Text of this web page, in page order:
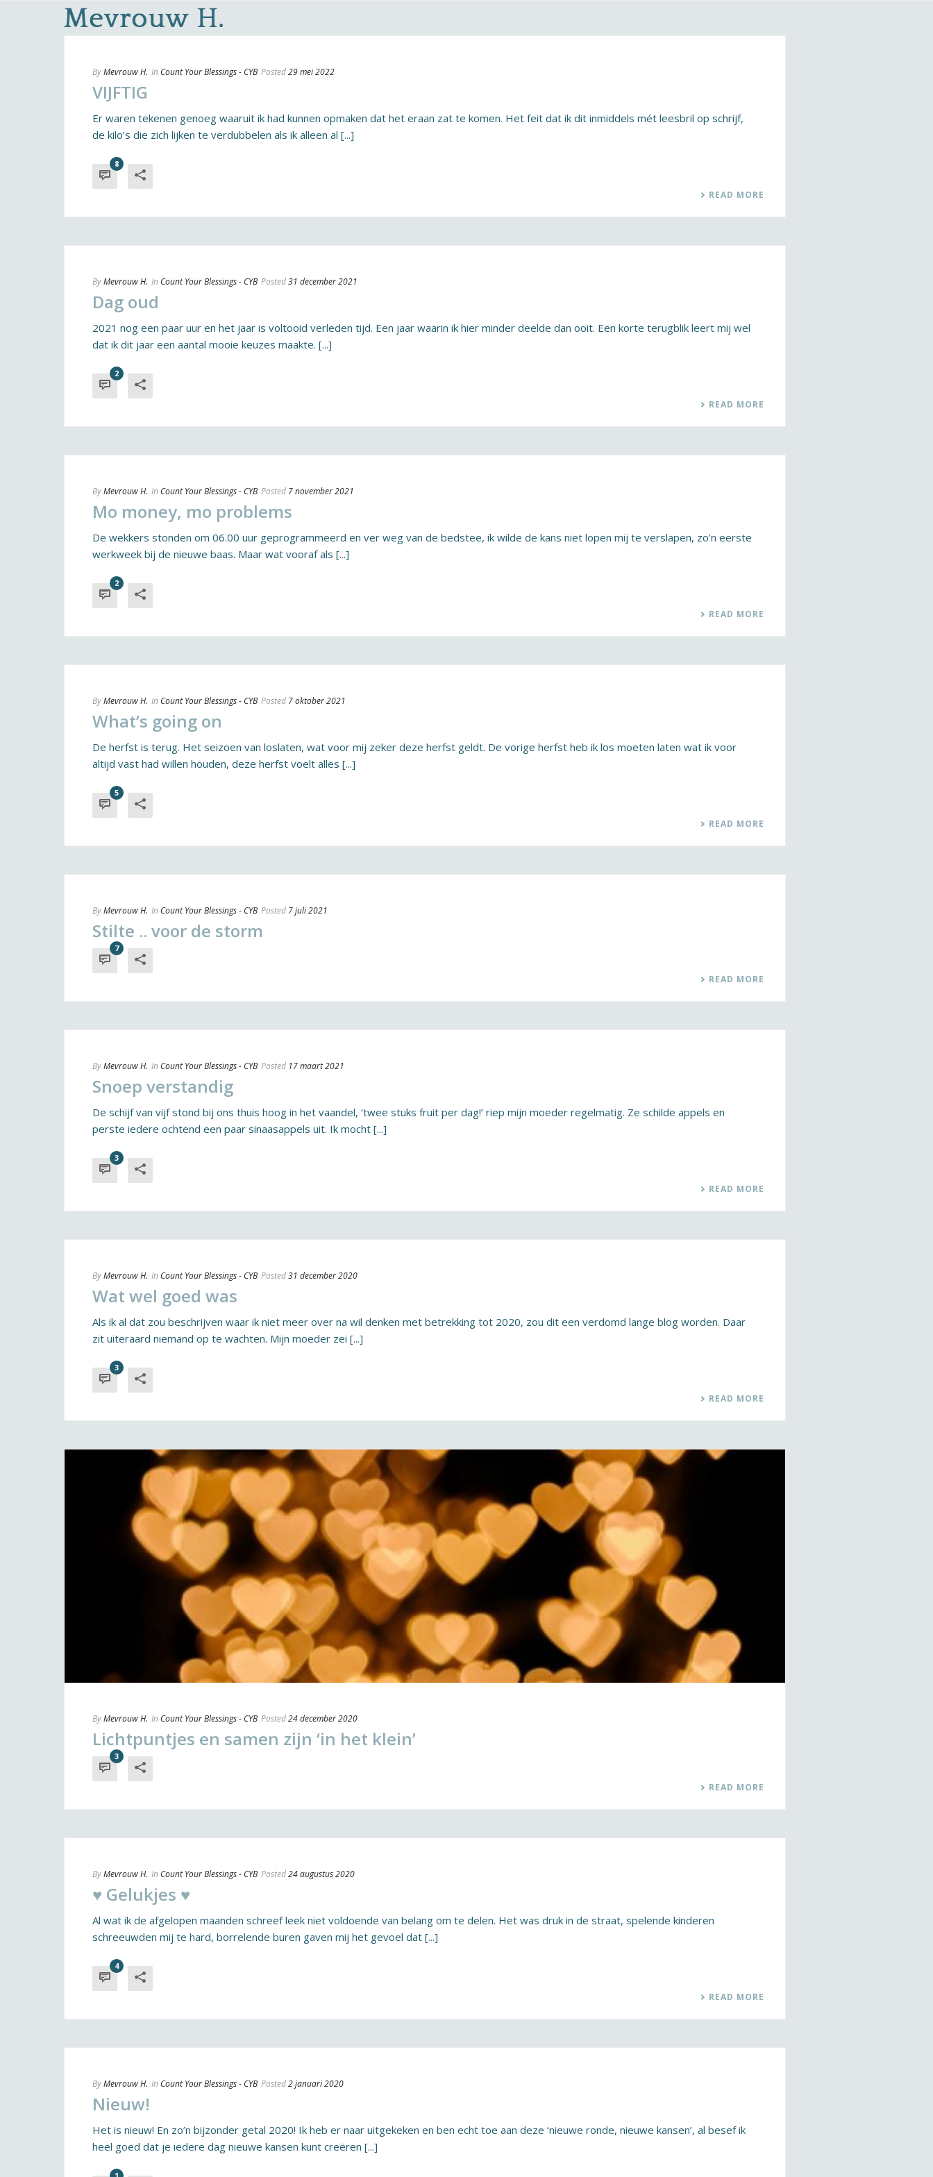
ByMevrouw H. In Count Your Blessings - CYB Posted29 mei 2022
VIJFTIG
Er waren tekenen genoeg waaruit ik had kunnen opmaken dat het eraan zat te komen. Het feit dat ik dit inmiddels mét leesbril op schrijf,
de kilo’s die zich lijken te verdubbelen als ik alleen al [...]
8
READ MORE
ByMevrouw H. In Count Your Blessings - CYB Posted31 december 2021
Dag oud
2021 nog een paar uur en het jaar is voltooid verleden tijd. Een jaar waarin ik hier minder deelde dan ooit. Een korte terugblik leert mij wel
dat ik dit jaar een aantal mooie keuzes maakte. [...]
2
READ MORE
ByMevrouw H. In Count Your Blessings - CYB Posted 7 november 2021
Mo money, mo problems
De wekkers stonden om 06.00 uur geprogrammeerd en ver weg van de bedstee, ik wilde de kans niet lopen mij te verslapen, zo’n eerste
werkweek bij de nieuwe baas. Maar wat vooraf als [...]
2
READ MORE
ByMevrouw H. In Count Your Blessings - CYB Posted 7 oktober 2021
What’s going on
De herfst is terug. Het seizoen van loslaten, wat voor mij zeker deze herfst geldt. De vorige herfst heb ik los moeten laten wat ik voor
altijd vast had willen houden, deze herfst voelt alles [...]
5
READ MORE
ByMevrouw H. In Count Your Blessings - CYB Posted 7 juli 2021
Stilte .. voor de storm
7
READ MORE
ByMevrouw H. In Count Your Blessings - CYB Posted 17 maart 2021
Snoep verstandig
De schijf van vijf stond bij ons thuis hoog in het vaandel, ‘twee stuks fruit per dag!’ riep mijn moeder regelmatig. Ze schilde appels en
perste iedere ochtend een paar sinaasappels uit. Ik mocht [...]
3
READ MORE
ByMevrouw H. In Count Your Blessings - CYB Posted31 december 2020
Wat wel goed was
Als ik al dat zou beschrijven waar ik niet meer over na wil denken met betrekking tot 2020, zou dit een verdomd lange blog worden. Daar
zit uiteraard niemand op te wachten. Mijn moeder zei [...]
3
READ MORE
ByMevrouw H. In Count Your Blessings - CYB Posted24 december 2020
Lichtpuntjes en samen zijn ‘in het klein’
3
READ MORE
ByMevrouw H. In Count Your Blessings - CYB Posted24 augustus 2020
♥ Gelukjes ♥
Al wat ik de afgelopen maanden schreef leek niet voldoende van belang om te delen. Het was druk in de straat, spelende kinderen
schreeuwden mij te hard, borrelende buren gaven mij het gevoel dat [...]
4
READ MORE
ByMevrouw H. In Count Your Blessings - CYB Posted2 januari 2020
Nieuw!
Het is nieuw! En zo’n bijzonder getal 2020! Ik heb er naar uitgekeken en ben echt toe aan deze ‘nieuwe ronde, nieuwe kansen’, al besef ik
heel goed dat je iedere dag nieuwe kansen kunt creëren [...]